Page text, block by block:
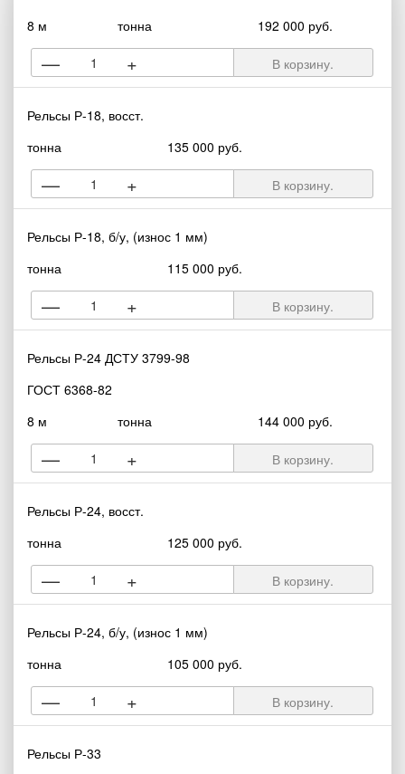
8 м
тонна 192 000 руб.
— + В корзину.
Рельсы Р-18, восст.
тонна
135 000 руб.
— + В корзину.
Рельсы Р-18, б/у, (износ 1 мм)
тонна
115 000 руб.
— + В корзину.
Рельсы Р-24 ДСТУ 3799-98
ГОСТ 6368-82
8 м
тонна 144 000 руб.
— + В корзину.
Рельсы Р-24, восст.
тонна
125 000 руб.
— + В корзину.
Рельсы Р-24, б/у, (износ 1 мм)
тонна
105 000 руб.
— + В корзину.
Рельсы Р-33